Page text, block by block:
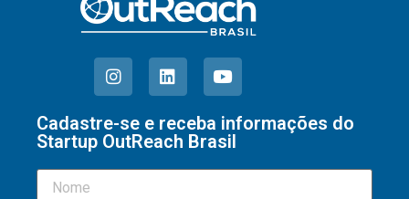
Cadastre-se e receba informações do
Startup OutReach Brasil